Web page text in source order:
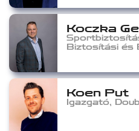
Koczka
Biztosítási és
Koen Put
Igazgató,